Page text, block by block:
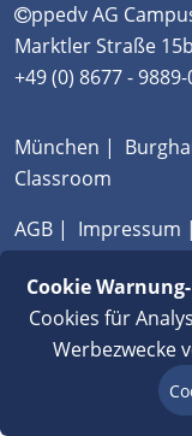
ppedv AG
Marktler Straße
+49 (0) 8677 -
München |
Classroom
AGB | Impressum |
Cookie Warnung-
Cookies für
Werbezwecke